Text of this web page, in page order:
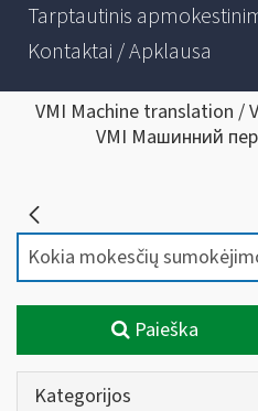
Tarptautinis
Kontaktai / Apklausa
VMI Machine translation
VMI Машинний
Paieška
Kategorijos